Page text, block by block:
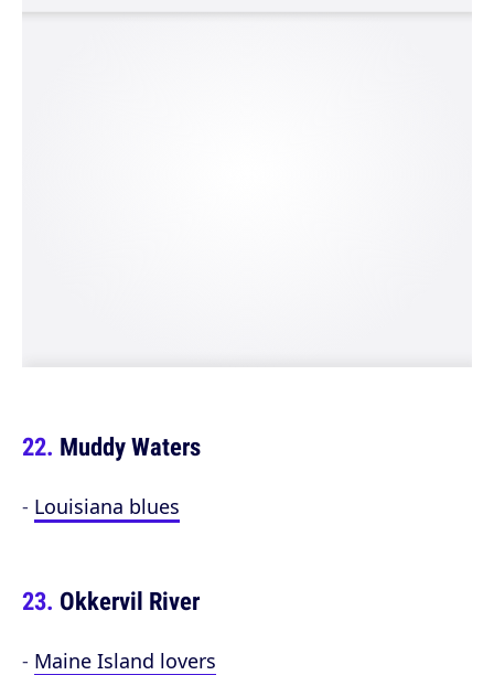
Muddy Waters
- Louisiana blues
Okkervil River
- Maine Island lovers